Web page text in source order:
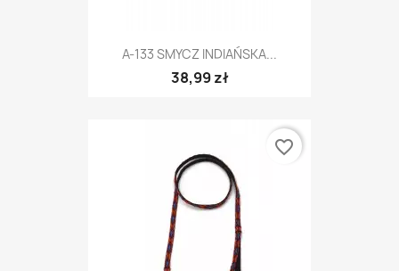
A-133 SMYCZ INDIAŃSKA...
38,99 zł
favorite_border